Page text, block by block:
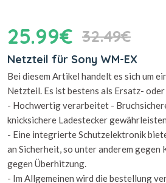
25.99€ 32.49€
Netzteil für Sony WM-EX
Bei diesem Artikel handelt es sich um
Netzteil. Es ist bestens als Ersatz-
- Hochwertig verarbeitet -
knicksichere Ladestecker
- Eine integrierte Schutzelektronik
an Sicherheit, so unter anderem gegen
gegen Überhitzung.
- Im Allgemeinen wird die bestellung